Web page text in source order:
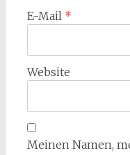
E-Mail *
Website
Meinen Namen,